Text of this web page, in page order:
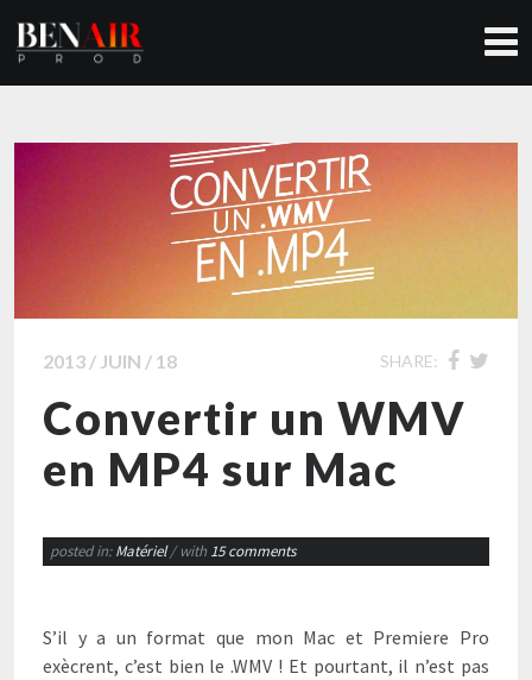
2013 / JUIN / 18 SHARE:
Convertir un WMV
en MP4 sur Mac
posted in:Matériel / with 15 comments
S’il y a un format que mon Mac et Premiere Pro
exècrent, c’est bien le .WMV ! Et pourtant, il n’est pas